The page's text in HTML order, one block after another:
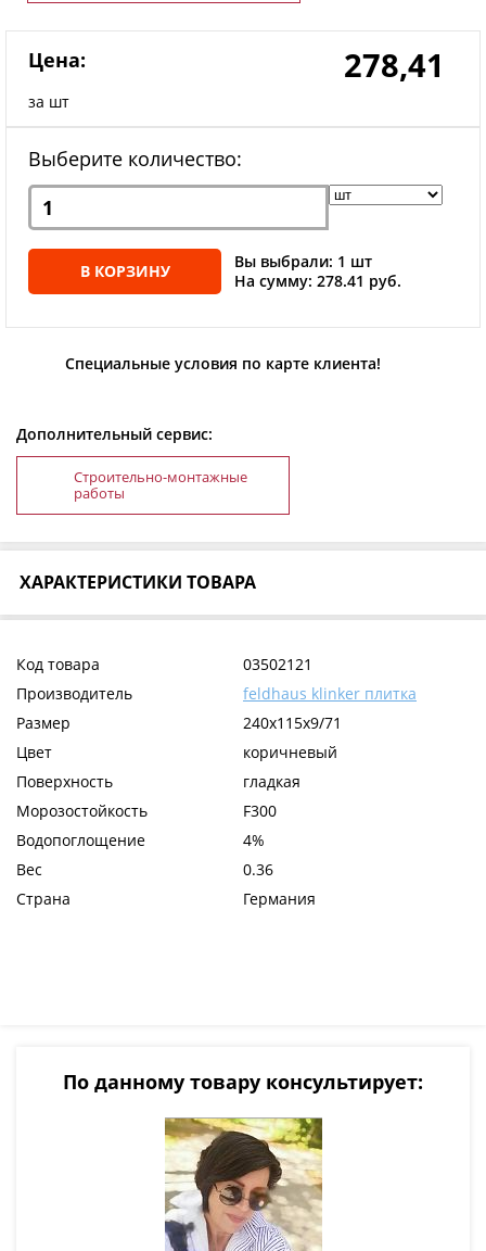
Цена:
за шт
278,41
Выберите количество:
В КОРЗИНУ
Вы выбрали: 1 шт
На сумму: 278.41 руб.
Специальные условия по карте клиента!
Дополнительный сервис:
Строительно-монтажные
работы
ХАРАКТЕРИСТИКИ ТОВАРА
Код товара
03502121
Производитель
feldhaus klinker плитка
Размер
240x115x9/71
Цвет
коричневый
Поверхность
гладкая
Морозостойкость
F300
Водопоглощение
4%
Вес
0.36
Страна
Германия
По данному товару консультирует: